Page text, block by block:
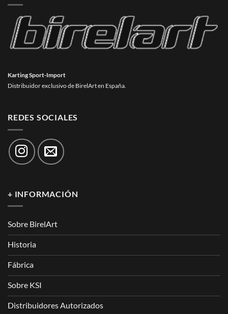
Karting Sport-Import
Distribuidor exclusivo de BirelArt en España.
REDES SOCIALES
+ INFORMACIÓN
Sobre BirelArt
Historia
Fábrica
Sobre KSI
Distribuidores Autorizados